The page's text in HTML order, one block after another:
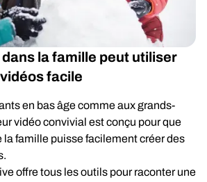
la famille peut utiliser
facile
en bas âge comme aux grands-
vidéo convivial est conçu pour que
la famille puisse facilement créer des
offre tous les outils pour raconter une